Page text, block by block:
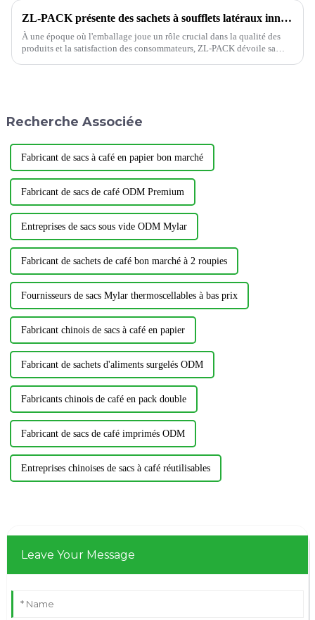
ZL-PACK présente des sachets à soufflets latéraux innovants pour une conservation supérieure des produits
À une époque où l'emballage joue un rôle crucial dans la qualité des
produits et la satisfaction des consommateurs, ZL-PACK dévoile sa
Recherche Associée
Fabricant de sacs à café en papier bon marché
Fabricant de sacs de café ODM Premium
Entreprises de sacs sous vide ODM Mylar
Fabricant de sachets de café bon marché à 2 roupies
Fournisseurs de sacs Mylar thermoscellables à bas prix
Fabricant chinois de sacs à café en papier
Fabricant de sachets d'aliments surgelés ODM
Fabricants chinois de café en pack double
Fabricant de sacs de café imprimés ODM
Entreprises chinoises de sacs à café réutilisables
Leave Your Message